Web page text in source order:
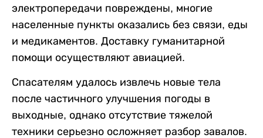
электропередачи повреждены, многие
населенные пункты оказались без связи, еды
и медикаментов. Доставку гуманитарной
помощи осуществляют авиацией.
Спасателям удалось извлечь новые тела
после частичного улучшения погоды в
выходные, однако отсутствие тяжелой
техники серьезно осложняет разбор завалов.